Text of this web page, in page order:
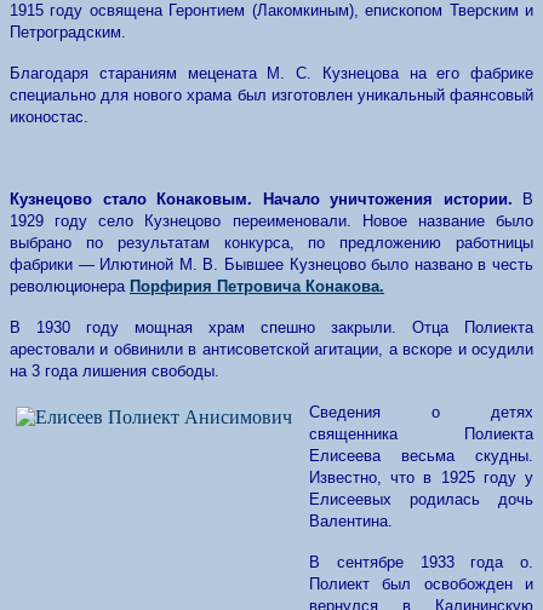
1915 году освящена Геронтием (Лакомкиным), епископом Тверским и
Петроградским.
Благодаря стараниям мецената М. С. Кузнецова на его фабрике
специально для нового храма был изготовлен уникальный фаянсовый
иконостас.
Кузнецово стало Конаковым. Начало уничтожения истории.
В
1929 году село Кузнецово переименовали. Новое название было
выбрано по результатам конкурса, по предложению работницы
фабрики — Илютиной М. В. Бывшее Кузнецово было названо в честь
революционера Порфирия Петровича Конакова.
В 1930 году мощная храм спешно закрыли. Отца Полиекта
арестовали и обвинили в антисоветской агитации, а вскоре и осудили
на 3 года лишения свободы.
Сведения о детях
священника Полиекта
Елисеева весьма скудны.
Известно, что в 1925 году у
Елисеевых родилась дочь
Валентина.
В сентябре 1933 года о.
Полиект был освобожден и
вернулся в Калининскую